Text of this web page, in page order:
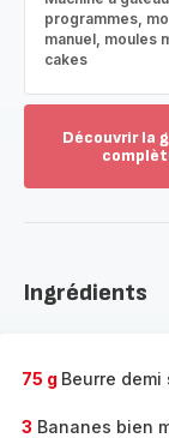
programmes,
manuel, moules
cakes
Découvrir la
gamme
Ingrédients
75 g Beurre demi
3 Bananes bien